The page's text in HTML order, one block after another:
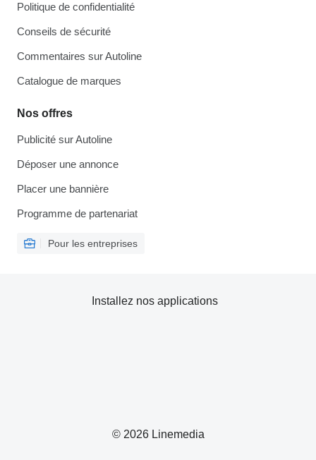
Politique de confidentialité
Conseils de sécurité
Commentaires sur Autoline
Catalogue de marques
Nos offres
Publicité sur Autoline
Déposer une annonce
Placer une bannière
Programme de partenariat
Pour les entreprises
© 2026 Linemedia
Installez nos applications